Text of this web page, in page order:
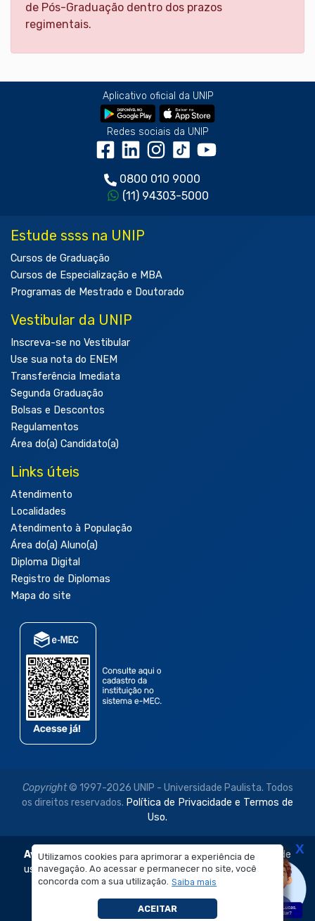
Utilizamos cookies para aprimorar a experiência de
navegação. Ao acessar e permanecer no site, você
concorda com a sua utilização. Saiba mais
ACEITAR
de Pós-Graduação dentro dos prazos
regimentais.
Aplicativo oficial da UNIP
Redes sociais da UNIP
0800 010 9000
(11) 94303-5000
Estude ssss na UNIP
Cursos de Graduação
Cursos de Especialização e MBA
Programas de Mestrado e Doutorado
Vestibular da UNIP
Inscreva-se no Vestibular
Use sua nota do ENEM
Transferência Imediata
Segunda Graduação
Bolsas e Descontos
Regulamentos
Área do(a) Candidato(a)
Links úteis
Atendimento
Localidades
Atendimento à População
Área do(a) Aluno(a)
Diploma Digital
Registro de Diplomas
Mapa do site
Copyright© 1997-2026 UNIP - Universidade Paulista. Todos
os direitos reservados. Política de Privacidade e Termos de
Uso.
Aviso Legal: As imagens disponibilizadas neste site são de
uso exclusivo institucional do Sistema de Ensino Objetivo e
da Universidade Paulista – UNIP.
É proibida a reprodução, utilização, edição ou
compartilhamento sem autorização prévia e expressa.
X